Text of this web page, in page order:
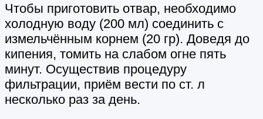
Чтобы приготовить отвар, необходимо
холодную воду (200 мл) соединить с
измельчённым корнем (20 гр). Доведя до
кипения, томить на слабом огне пять
минут. Осуществив процедуру
фильтрации, приём вести по ст. л
несколько раз за день.